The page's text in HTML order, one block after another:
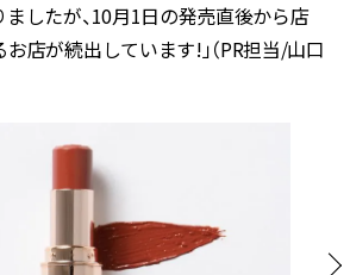
したが、10月1日の発売直後から店
店が続出しています!」（PR担当/山口